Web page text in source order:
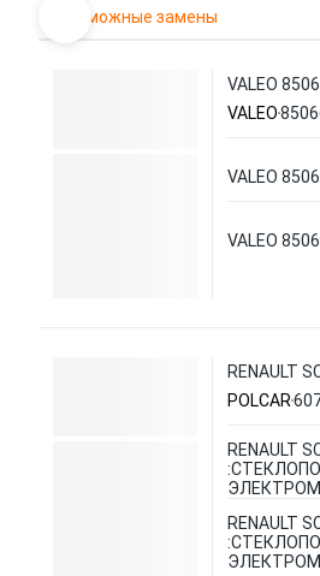
Возможные замены
VALEO
VALEO
VALEO
VALEO
RENAULT
POLCAR
RENAULT
RENAULT